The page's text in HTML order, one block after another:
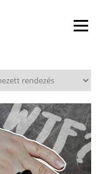
Menü